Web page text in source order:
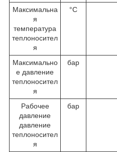
Максимальна
я
температура
теплоносител
я
°C
Максимально
е давление
теплоносител
я
бар
Рабочее
давление
давление
теплоносител
я
бар